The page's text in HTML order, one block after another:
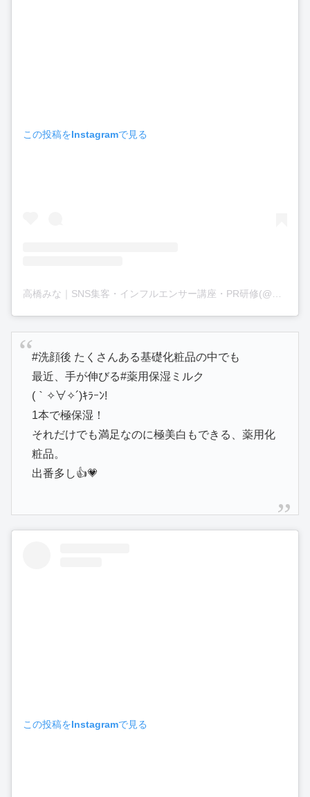
この投稿をInstagramで見る
高橋みな｜SNS集客・インフルエンサー講座・PR研修(@mina.takahashi_writer)がシェアした投稿
#洗顔後 たくさんある基礎化粧品の中でも
最近、手が伸びる#薬用保湿ミルク
(｀✧∀✧´)ｷﾗｰﾝ!
1本で極保湿！
それだけでも満足なのに極美白もできる、薬用化
粧品。
出番多し👍💗
この投稿をInstagramで見る